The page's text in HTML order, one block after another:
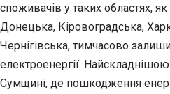
споживачів у таких областях,
Донецька, Кіровоградська,
Чернігівська, тимчасово
електроенергії.
Сумщині, де пошкодження